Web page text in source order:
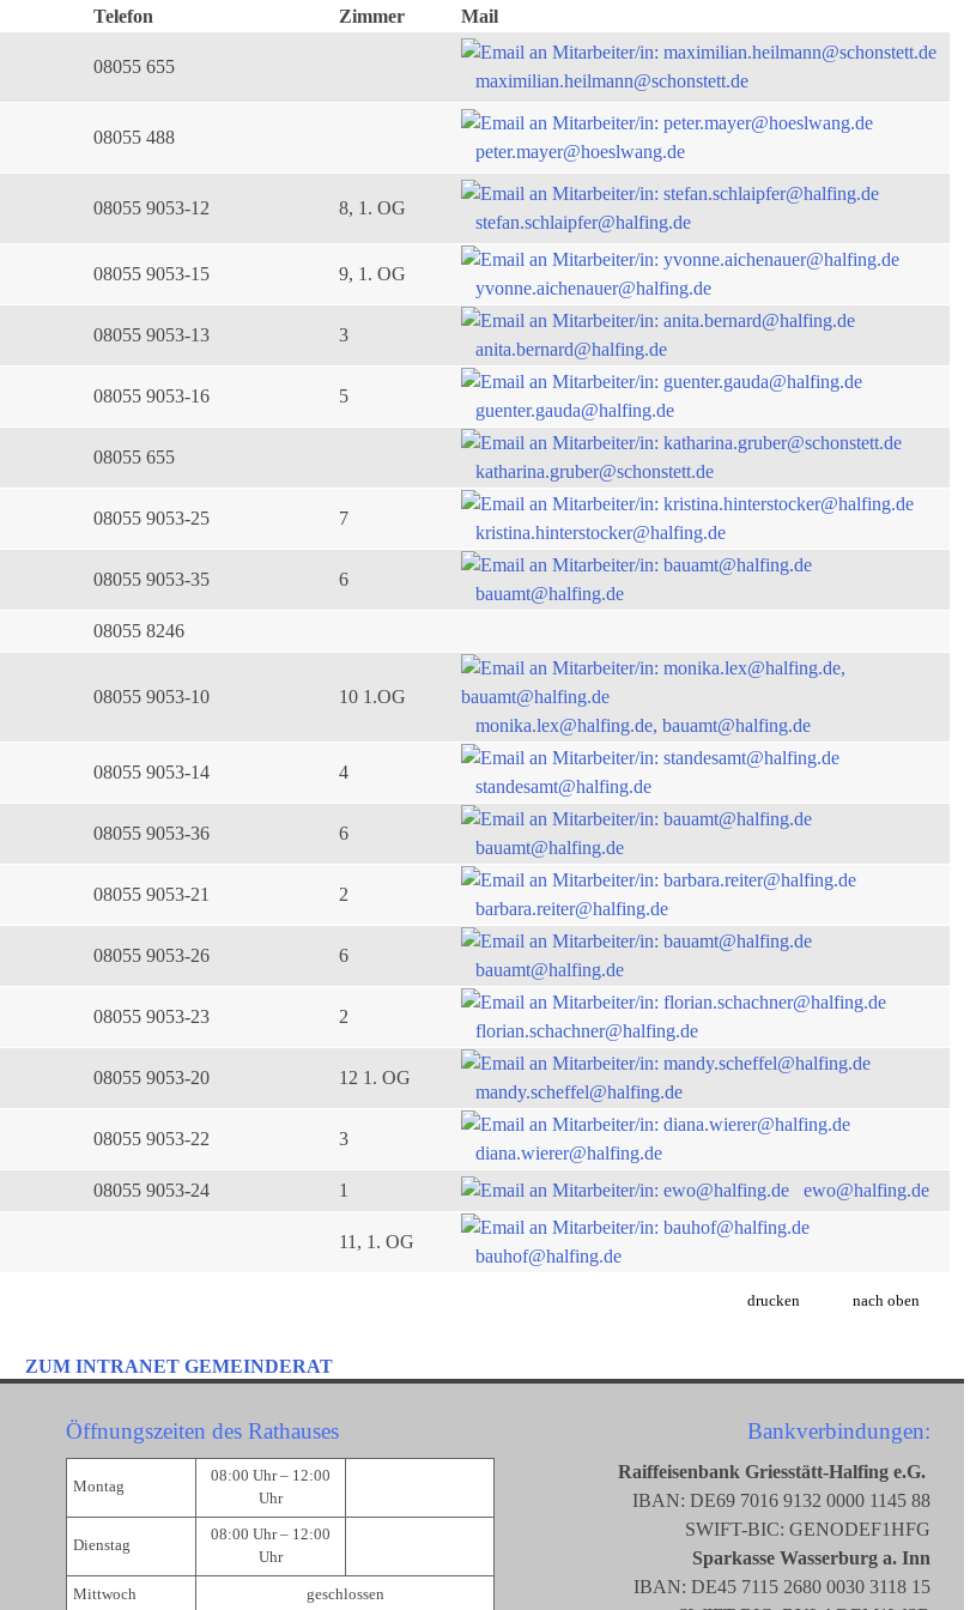
Telefon Zimmer
Mail
08055 655
maximilian.heilmann@schonstett.de
08055 488
peter.mayer@hoeslwang.de
08055 9053-12 8, 1. OG
stefan.schlaipfer@halfing.de
08055 9053-15 9, 1. OG
yvonne.aichenauer@halfing.de
08055 9053-13 3
anita.bernard@halfing.de
08055 9053-16 5
guenter.gauda@halfing.de
08055 655
katharina.gruber@schonstett.de
08055 9053-25 7
kristina.hinterstocker@halfing.de
08055 9053-35 6
bauamt@halfing.de
08055 8246
08055 9053-10
10 1.OG
monika.lex@halfing.de, bauamt@halfing.de
08055 9053-14 4
standesamt@halfing.de
08055 9053-36 6
bauamt@halfing.de
08055 9053-21 2
barbara.reiter@halfing.de
08055 9053-26 6
bauamt@halfing.de
08055 9053-23 2
florian.schachner@halfing.de
08055 9053-20 12 1. OG
mandy.scheffel@halfing.de
08055 9053-22 3
diana.wierer@halfing.de
08055 9053-24 1 ewo@halfing.de
11, 1. OG
bauhof@halfing.de
drucken nach oben
ZUM INTRANET GEMEINDERAT
Öffnungszeiten des Rathauses
Montag
08:00 Uhr – 12:00
Uhr
Dienstag
08:00 Uhr – 12:00
Uhr
Mittwoch geschlossen
Bankverbindungen:
Raiffeisenbank Griesstätt-Halfing e.G.
IBAN: DE69 7016 9132 0000 1145 88
SWIFT-BIC: GENODEF1HFG
Sparkasse Wasserburg a. Inn
IBAN: DE45 7115 2680 0030 3118 15